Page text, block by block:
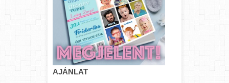
AJÁNLAT